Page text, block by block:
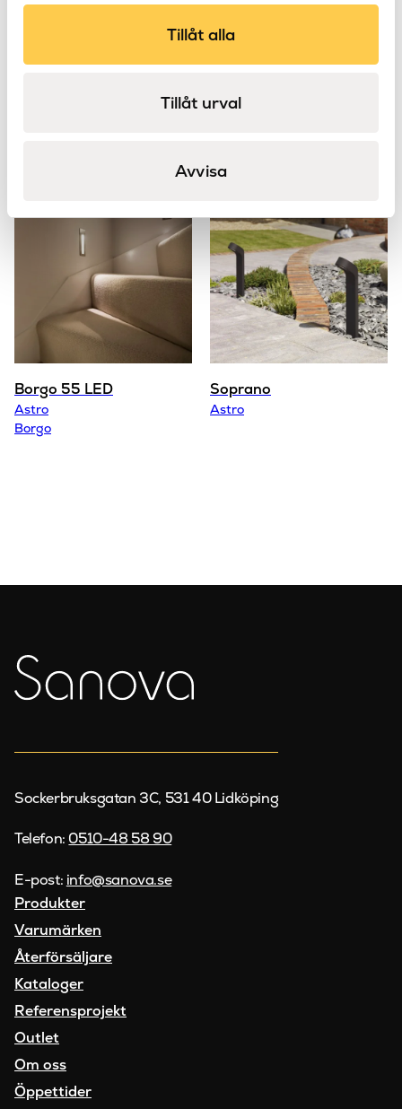
Tillåt alla
Tillåt urval
Avvisa
Borgo 55 LED
Astro
Borgo
Soprano
Astro
Sockerbruksgatan 3C, 531 40 Lidköping
Telefon: 0510-48 58 90
E-post: info@sanova.se
Produkter
Varumärken
Återförsäljare
Kataloger
Referensprojekt
Outlet
Om oss
Öppettider